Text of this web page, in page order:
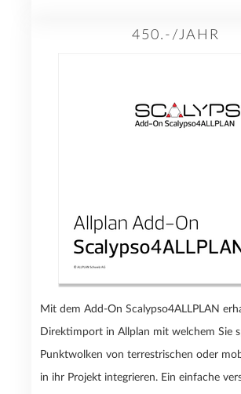
450.-/JAHR
Mit dem Add-On Scalypso4ALLPLAN
Direktimport in Allplan mit welchem Sie
Punktwolken von terrestrischen oder
in ihr Projekt integrieren. Ein einfache